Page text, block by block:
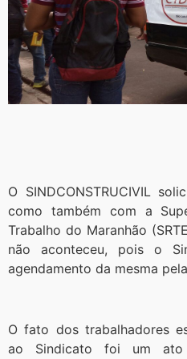
O SINDCONSTRUCIVIL
como também com a
Trabalho do Maranhão
não aconteceu, pois o
agendamento da mesma
O fato dos trabalhadores
ao Sindicato foi um ato